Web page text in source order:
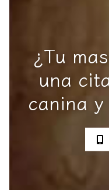
¿Tu
una
canina